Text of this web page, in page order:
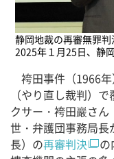
静岡地裁の再審無罪
2025年１月25日、静
袴田事件（1966
（やり直し裁判）
クサー・袴田巖さ
世・弁護団事務局
長）の再審判決